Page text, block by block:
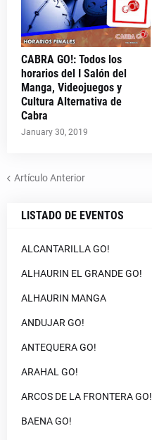
CABRA GO!: Todos los
horarios del I Salón del
Manga, Videojuegos y
Cultura Alternativa de
Cabra
January 30, 2019
Artículo Anterior
LISTADO DE EVENTOS
ALCANTARILLA GO!
ALHAURIN EL GRANDE GO!
ALHAURIN MANGA
ANDUJAR GO!
ANTEQUERA GO!
ARAHAL GO!
ARCOS DE LA FRONTERA GO!
BAENA GO!